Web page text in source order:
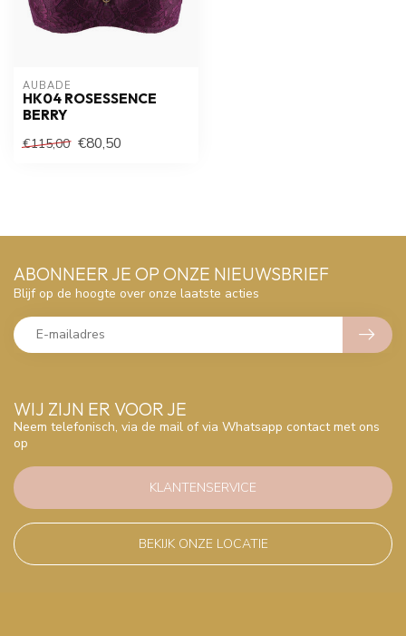
AUBADE
HK04 ROSESSENCE
BERRY
€115,00 €80,50
WIJ ZIJN ER VOOR JE
Neem telefonisch, via de mail of via Whatsapp contact met ons
op
KLANTENSERVICE
BEKIJK ONZE LOCATIE
ABONNEER JE OP ONZE NIEUWSBRIEF
Blijf op de hoogte over onze laatste acties